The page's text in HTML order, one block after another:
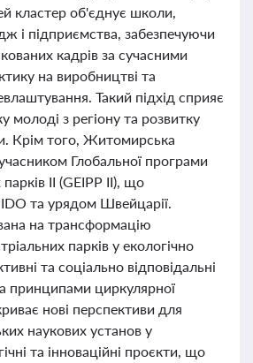
кластер об'єднує школи,
і підприємства, забезпечуючи
кадрів за сучасними
на виробництві та
Такий підхід сприяє
молоді з регіону та розвитку
Крім того, Житомирська
Глобальної програми
ІІ (GEIPP II), що
та урядом Швейцарії.
на трансформацію
парків у екологічно
та соціально відповідальні
принципами циркулярної
нові перспективи для
наукових установ у
та інноваційні проєкти, що